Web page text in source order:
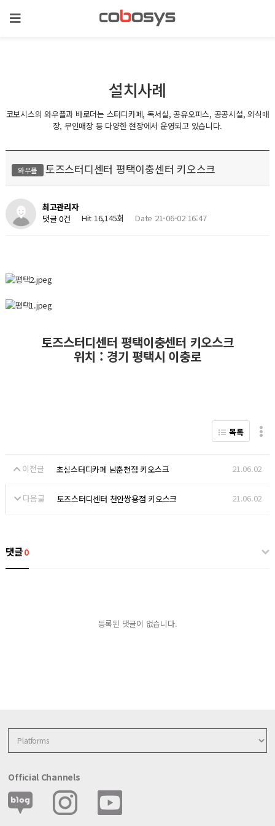
설치사례
코보시스의 와우플과 바로더는 스터디카페, 독서실, 공유오피스, 공공시설, 외식매
장, 무인매장 등 다양한 현장에서 운영되고 있습니다.
와우플 토즈스터디센터 평택이충센터 키오스크
최고관리자
댓글 0건
Hit 16,145회 Date 21-06-02 16:47
토즈스터디센터 평택이충센터 키오스크
위치 : 경기 평택시 이충로
목록
이전글 초심스터디카페 남춘천점 키오스크 21.06.02
다음글 토즈스터디센터 천안쌍용점 키오스크 21.06.02
댓글0
등록된 댓글이 없습니다.
Official Channels